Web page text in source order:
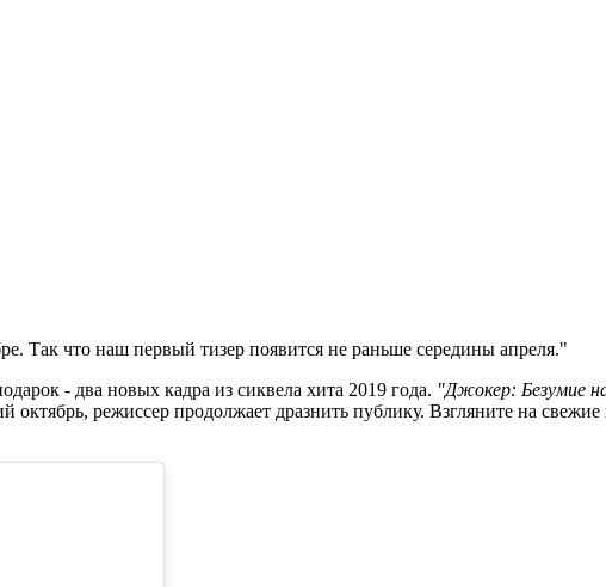
Так что наш первый тизер появится не раньше середины апреля."
- два новых кадра из сиквела хита 2019 года. "Джокер: Безумие
режиссер продолжает дразнить публику. Взгляните на свежие